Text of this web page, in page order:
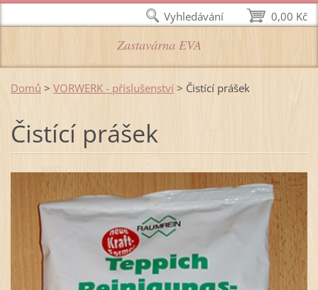
Zastavárna EVA
Domů > VORWERK - příslušenství > Čistící prášek
Čistící prášek
0,00 Kč
Vyhledávání